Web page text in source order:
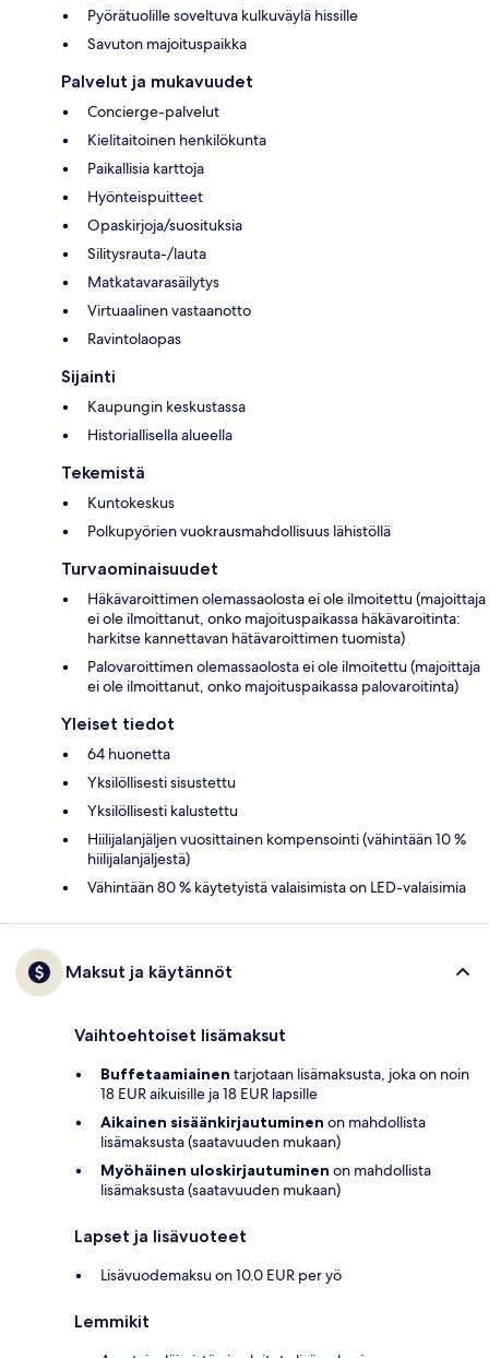
Pyörätuolille soveltuva kulkuväylä hissille
Savuton majoituspaikka
Palvelut ja mukavuudet
Concierge-palvelut
Kielitaitoinen henkilökunta
Paikallisia karttoja
Hyönteispuitteet
Opaskirjoja/suosituksia
Silitysrauta-/lauta
Matkatavarasäilytys
Virtuaalinen vastaanotto
Ravintolaopas
Sijainti
Kaupungin keskustassa
Historiallisella alueella
Tekemistä
Kuntokeskus
Polkupyörien vuokrausmahdollisuus lähistöllä
Turvaominaisuudet
Häkävaroittimen olemassaolosta ei ole ilmoitettu (majoittaja
ei ole ilmoittanut, onko majoituspaikassa häkävaroitinta:
harkitse kannettavan hätävaroittimen tuomista)
Palovaroittimen olemassaolosta ei ole ilmoitettu (majoittaja
ei ole ilmoittanut, onko majoituspaikassa palovaroitinta)
Yleiset tiedot
64 huonetta
Yksilöllisesti sisustettu
Yksilöllisesti kalustettu
Hiilijalanjäljen vuosittainen kompensointi (vähintään 10 %
hiilijalanjäljestä)
Vähintään 80 % käytetyistä valaisimista on LED-valaisimia
Maksut ja käytännöt
Vaihtoehtoiset lisämaksut
Buffetaamiainen tarjotaan lisämaksusta, joka on noin
18 EUR aikuisille ja 18 EUR lapsille
Aikainen sisäänkirjautuminen on mahdollista
lisämaksusta (saatavuuden mukaan)
Myöhäinen uloskirjautuminen on mahdollista
lisämaksusta (saatavuuden mukaan)
Lapset ja lisävuoteet
Lisävuodemaksu on 10.0 EUR per yö
Lemmikit